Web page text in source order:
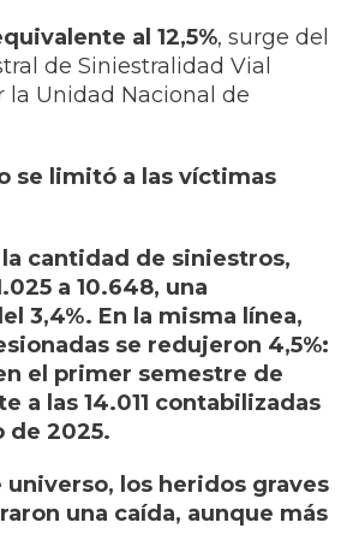
al 12,5%, surge del
de Siniestralidad Vial
la Unidad Nacional de
se limitó a las víctimas
cantidad de siniestros,
a 10.648, una
3,4%. En la misma línea,
se redujeron 4,5%:
el primer semestre de
a las 14.011 contabilizadas
de 2025.
universo, los heridos graves
una caída, aunque más